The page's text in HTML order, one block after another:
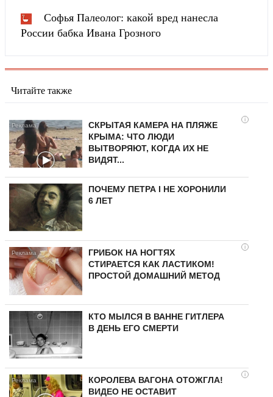
Софья Палеолог: какой вред нанесла
России бабка Ивана Грозного
Читайте также
i
СКРЫТАЯ КАМЕРА НА ПЛЯЖЕ
КРЫМА: ЧТО ЛЮДИ
ВЫТВОРЯЮТ, КОГДА ИХ НЕ
ВИДЯТ...
ПОЧЕМУ ПЕТРА I НЕ ХОРОНИЛИ
6 ЛЕТ
i
ГРИБОК НА НОГТЯХ
СТИРАЕТСЯ КАК ЛАСТИКОМ!
ПРОСТОЙ ДОМАШНИЙ МЕТОД
КТО МЫЛСЯ В ВАННЕ ГИТЛЕРА
В ДЕНЬ ЕГО СМЕРТИ
i
КОРОЛЕВА ВАГОНА ОТОЖГЛА!
ВИДЕО НЕ ОСТАВИТ